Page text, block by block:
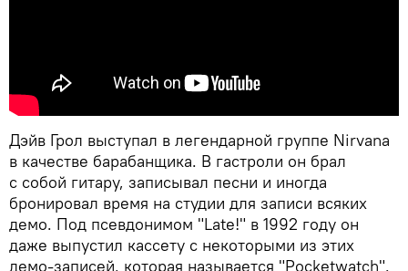
Дэйв Грол выступал в легендарной группе Nirvana
в качестве барабанщика. В гастроли он брал
с собой гитару, записывал песни и иногда
бронировал время на студии для записи всяких
демо. Под псевдонимом "Late!" в 1992 году он
даже выпустил кассету с некоторыми из этих
демо-записей, которая называется "Pocketwatch".